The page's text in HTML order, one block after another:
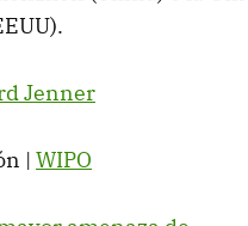
Jenner
| WIPO